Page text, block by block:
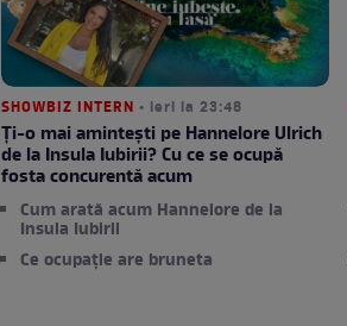
SHOWBIZ INTERN • ieri la 23:48
Ți-o mai amintești pe Hannelore Ulrich
de la Insula Iubirii? Cu ce se ocupă
fosta concurentă acum
Cum arată acum Hannelore de la
Insula Iubirii
Ce ocupație are bruneta